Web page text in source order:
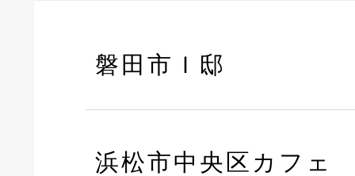
磐田市Ｉ邸
浜松市中央区カフェ